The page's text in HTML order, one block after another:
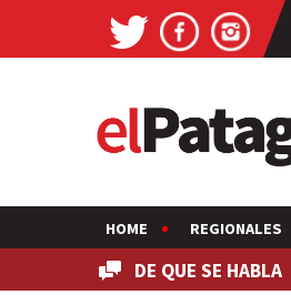
HOME REGIONALES
DE QUE SE HABLA